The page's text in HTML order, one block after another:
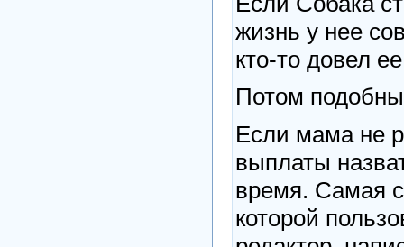
жизнь у нее
кто-то довел
Потом
Если мама не
выплаты
время. Самая
которой